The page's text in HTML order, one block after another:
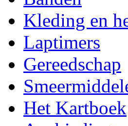
Kleding en
Laptimers
Gereedschap
Het Kartboek